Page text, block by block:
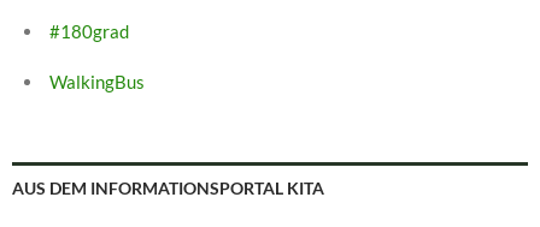
#180grad
WalkingBus
AUS DEM INFORMATIONSPORTAL KITA